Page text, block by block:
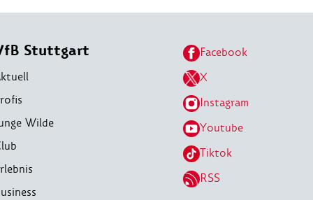
Stuttgart
Wilde
Facebook
X
Instagram
Youtube
Tiktok
RSS